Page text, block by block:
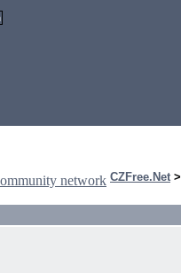
CZFree.Net